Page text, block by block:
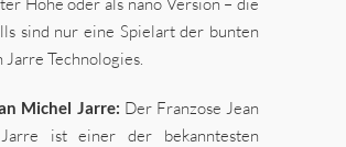
Höhe oder als nano Version – die
sind nur eine Spielart der bunten
Technologies.
Michel Jarre: Der Franzose Jean
ist einer der bekanntesten